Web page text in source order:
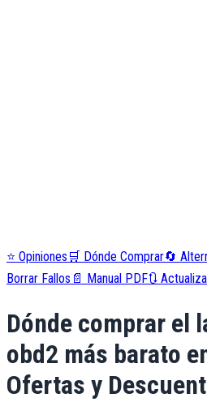
⭐ Opiniones 🛒 Dónde Comprar🔄
Borrar Fallos 📄 Manual PDF🔃
Dónde comprar el
obd2 más barato
Ofertas y